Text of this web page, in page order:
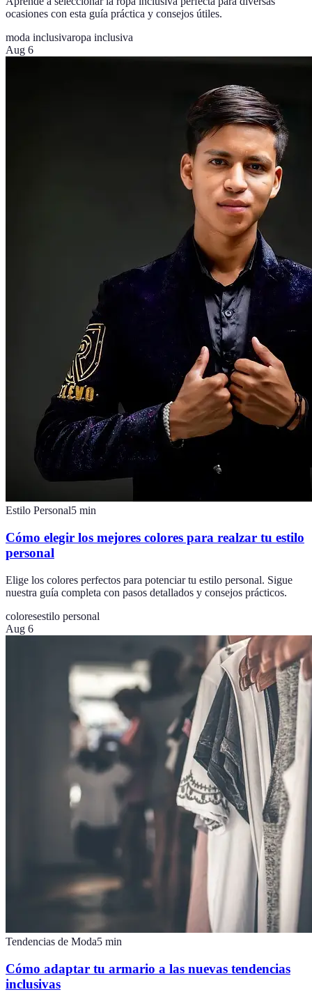
ocasiones con esta guía práctica y consejos útiles.
moda inclusivaropa inclusiva
Aug 6
Estilo Personal5 min
Cómo elegir los mejores colores para realzar tu estilo
personal
Elige los colores perfectos para potenciar tu estilo personal. Sigue
nuestra guía completa con pasos detallados y consejos prácticos.
coloresestilo personal
Aug 6
Tendencias de Moda5 min
Cómo adaptar tu armario a las nuevas tendencias
inclusivas